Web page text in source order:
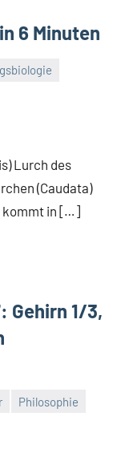
6 Minuten
Lurch des
(Caudata)
kommt in […]
Gehirn 1/3,
Philosophie